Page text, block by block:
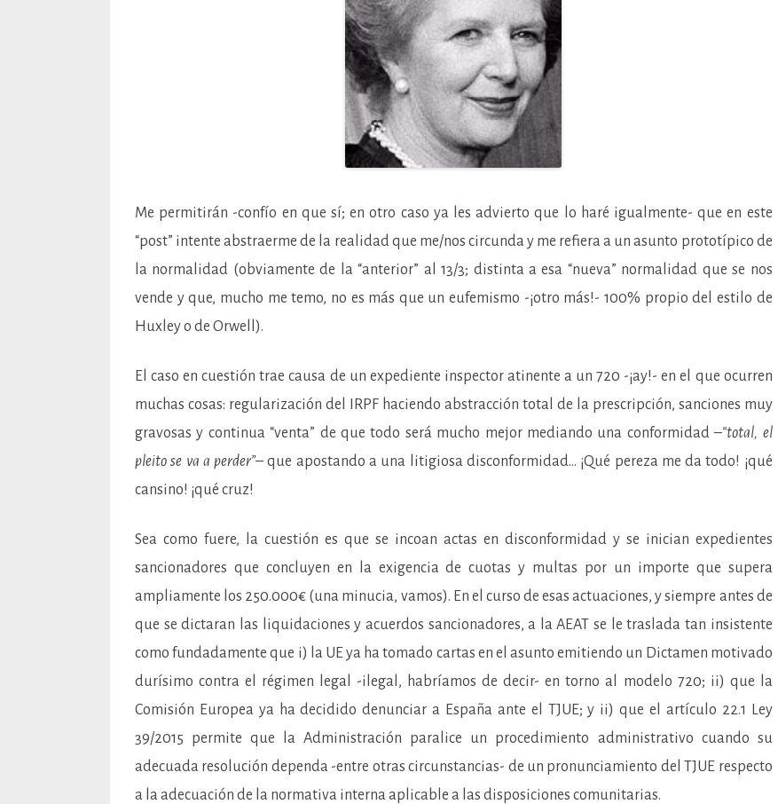
Me permitirán -confío en que sí; en otro caso ya les advierto que lo haré igualmente- que en este
“post” intente abstraerme de la realidad que me/nos circunda y me refiera a un asunto prototípico de
la normalidad (obviamente de la “anterior” al 13/3; distinta a esa “nueva” normalidad que se nos
vende y que, mucho me temo, no es más que un eufemismo -¡otro más!- 100% propio del estilo de
Huxley o de Orwell).
El caso en cuestión trae causa de un expediente inspector atinente a un 720 -¡ay!- en el que ocurren
muchas cosas: regularización del IRPF haciendo abstracción total de la prescripción, sanciones muy
gravosas y continua “venta” de que todo será mucho mejor mediando una conformidad –“total, el
pleito se va a perder”– que apostando a una litigiosa disconformidad… ¡Qué pereza me da todo! ¡qué
cansino! ¡qué cruz!
Sea como fuere, la cuestión es que se incoan actas en disconformidad y se inician expedientes
sancionadores que concluyen en la exigencia de cuotas y multas por un importe que supera
ampliamente los 250.000€ (una minucia, vamos). En el curso de esas actuaciones, y siempre antes de
que se dictaran las liquidaciones y acuerdos sancionadores, a la AEAT se le traslada tan insistente
como fundadamente que i) la UE ya ha tomado cartas en el asunto emitiendo un Dictamen motivado
durísimo contra el régimen legal -ilegal, habríamos de decir- en torno al modelo 720; ii) que la
Comisión Europea ya ha decidido denunciar a España ante el TJUE; y ii) que el artículo 22.1 Ley
39/2015 permite que la Administración paralice un procedimiento administrativo cuando su
adecuada resolución dependa -entre otras circunstancias- de un pronunciamiento del TJUE respecto
a la adecuación de la normativa interna aplicable a las disposiciones comunitarias.